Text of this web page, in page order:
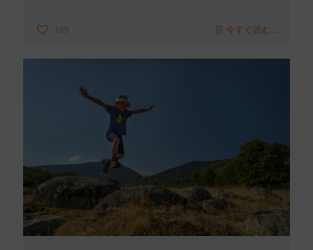
189 今すぐ読む ...